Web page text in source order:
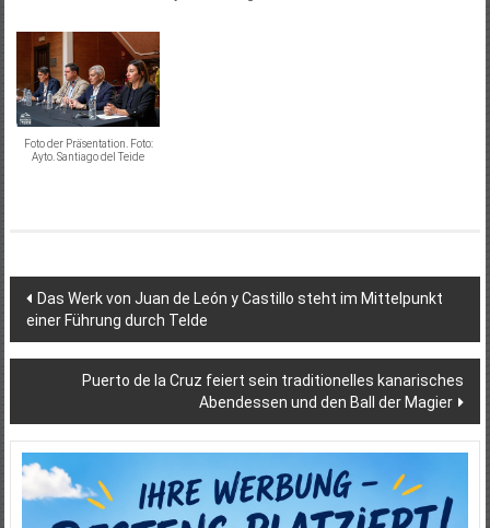
Foto der Präsentation. Foto:
Ayto. Santiago del Teide
Beitragsnavigation
Das Werk von Juan de León y Castillo steht im Mittelpunkt
einer Führung durch Telde
Puerto de la Cruz feiert sein traditionelles kanarisches
Abendessen und den Ball der Magier